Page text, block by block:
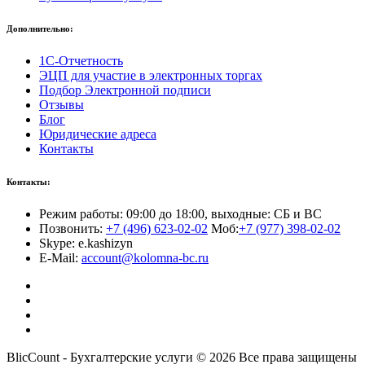
Дополнительно:
1С-Отчетность
ЭЦП для участие в электронных торгах
Подбор Электронной подписи
Отзывы
Блог
Юридические адреса
Контакты
Контакты:
Режим работы: 09:00 до 18:00, выходные: СБ и ВС
Позвонить: +7 (496) 623-02-02 Моб:+7 (977) 398-02-02
Skype: e.kashizyn
E-Mail: account@kolomna-bc.ru
BlicCount - Бухгалтерские услуги © 2026 Все права защищены